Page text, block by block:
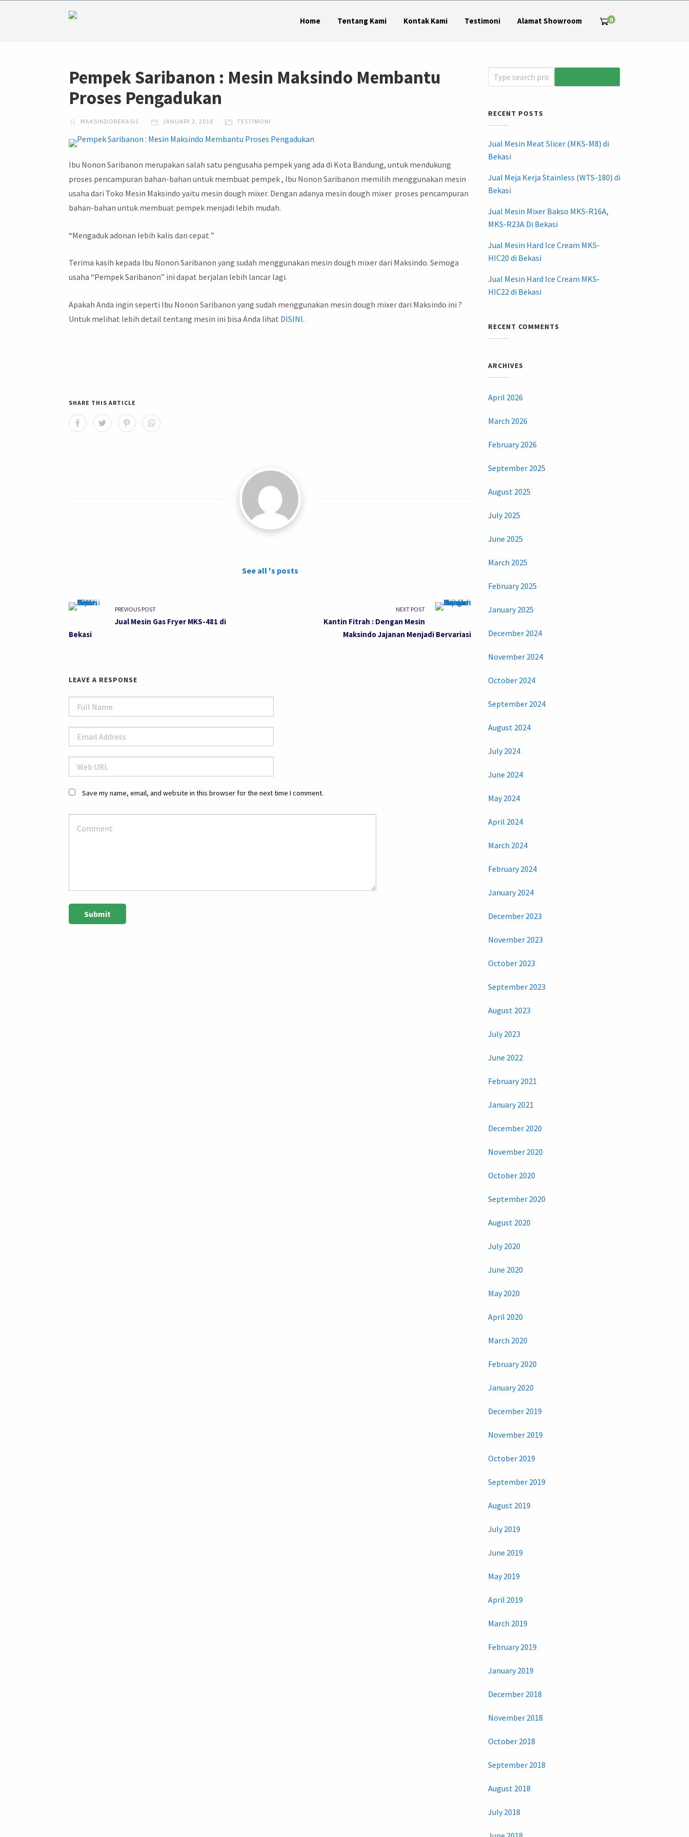
Home Tentang Kami Kontak Kami Testimoni Alamat Showroom 0
Pempek Saribanon : Mesin Maksindo Membantu
Proses Pengadukan
MAKSINDOBEKASI1 JANUARY 3, 2018 TESTIMONI
Ibu Nonon Saribanon merupakan salah satu pengusaha pempek yang ada di Kota Bandung, untuk mendukung
proses pencampuran bahan-bahan untuk membuat pempek , Ibu Nonon Saribanon memilih menggunakan mesin
usaha dari Toko Mesin Maksindo yaitu mesin dough mixer. Dengan adanya mesin dough mixer proses pencampuran
bahan-bahan untuk membuat pempek menjadi lebih mudah.
“Mengaduk adonan lebih kalis dan cepat ”
Terima kasih kepada Ibu Nonon Saribanon yang sudah menggunakan mesin dough mixer dari Maksindo. Semoga
usaha “Pempek Saribanon” ini dapat berjalan lebih lancar lagi.
Apakah Anda ingin seperti Ibu Nonon Saribanon yang sudah menggunakan mesin dough mixer dari Maksindo ini ?
Untuk melihat lebih detail tentang mesin ini bisa Anda lihat DISINI.
SHARE THIS ARTICLE
See all 's posts
PREVIOUS POST
Jual Mesin Gas Fryer MKS-481 di
Bekasi
NEXT POST
Kantin Fitrah : Dengan Mesin
Maksindo Jajanan Menjadi Bervariasi
LEAVE A RESPONSE
Save my name, email, and website in this browser for the next time I comment.
RECENT POSTS
Jual Mesin Meat Slicer (MKS-M8) di
Bekasi
Jual Meja Kerja Stainless (WTS-180) di
Bekasi
Jual Mesin Mixer Bakso MKS-R16A,
MKS-R23A Di Bekasi
Jual Mesin Hard Ice Cream MKS-
HIC20 di Bekasi
Jual Mesin Hard Ice Cream MKS-
HIC22 di Bekasi
RECENT COMMENTS
ARCHIVES
April 2026
March 2026
February 2026
September 2025
August 2025
July 2025
June 2025
March 2025
February 2025
January 2025
December 2024
November 2024
October 2024
September 2024
August 2024
July 2024
June 2024
May 2024
April 2024
March 2024
February 2024
January 2024
December 2023
November 2023
October 2023
September 2023
August 2023
July 2023
June 2022
February 2021
January 2021
December 2020
November 2020
October 2020
September 2020
August 2020
July 2020
June 2020
May 2020
April 2020
March 2020
February 2020
January 2020
December 2019
November 2019
October 2019
September 2019
August 2019
July 2019
June 2019
May 2019
April 2019
March 2019
February 2019
January 2019
December 2018
November 2018
October 2018
September 2018
August 2018
July 2018